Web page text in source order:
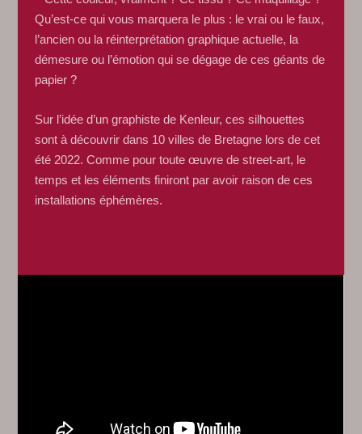
Qu’est-ce qui vous marquera le plus : le vrai ou le faux,
l’ancien ou la réinterprétation graphique actuelle, la
démesure ou l’émotion qui se dégage de ces géants de
papier ?
Sur l’idée d’un graphiste de Kenleur, ces silhouettes
sont à découvrir dans 10 villes de Bretagne lors de cet
été 2022. Comme pour toute œuvre de street-art, le
temps et les éléments finiront par avoir raison de ces
installations éphémères.